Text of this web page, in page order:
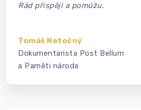
Rád přispěji a pomůžu.
Tomáš Netočný
Dokumentarista Post Bellum
a Paměti národa